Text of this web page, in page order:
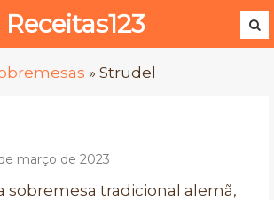
Receitas123
» Strudel
março de 2023
sobremesa tradicional alemã,